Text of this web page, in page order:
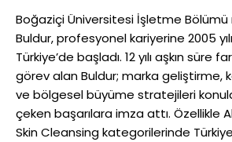
Boğaziçi Üniversitesi İşletme Bölümü
Buldur, profesyonel kariyerine 2005
Türkiye’de başladı. 12 yılı aşkın süre
görev alan Buldur; marka geliştirme,
ve bölgesel büyüme stratejileri
çeken başarılara imza attı. Özellikle
Skin Cleansing kategorilerinde